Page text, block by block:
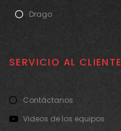
Drago
SERVICIO AL CLIENTE
Contáctanos
Videos de los equipos